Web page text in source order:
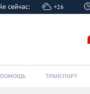
сейчас: +26
ПОМОЩЬ ТРАНСПОРТ